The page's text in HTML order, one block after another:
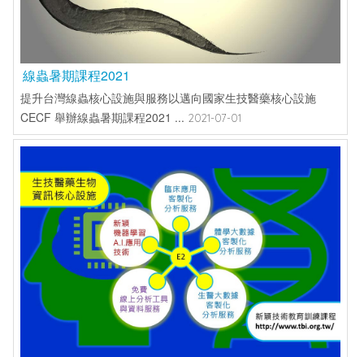
線蟲暑期課程2021
提升台灣線蟲核心設施與服務以邁向國家生技醫藥核心設施
CECF 舉辦線蟲暑期課程2021 ... 2021-07-01